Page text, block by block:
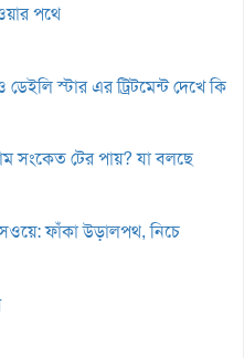
পথে
স্টার এর ট্রিটমেন্ট দেখে কি
সংকেত টের পায়? যা বলছে
ফাঁকা উড়ালপথ, নিচে